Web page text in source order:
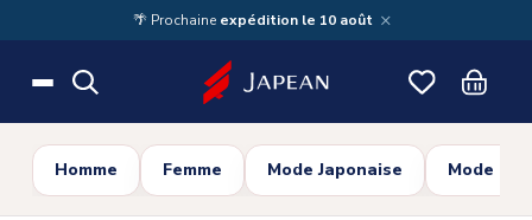
Skip to main content🌴 Prochaine expédition le 10 août ×
Homme Femme Mode Japonaise Mode